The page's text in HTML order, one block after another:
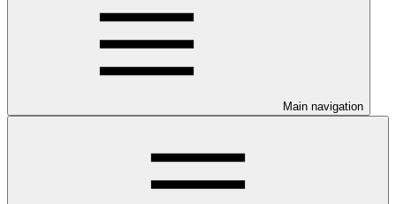
Main navigation